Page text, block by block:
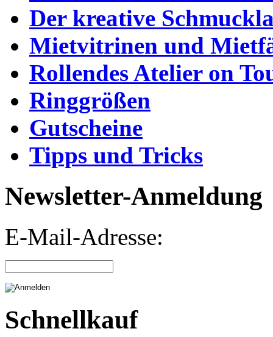
Der kreative
Mietvitrinen und
Rollendes Atelier on
Ringgrößen
Gutscheine
Tipps und Tricks
Newsletter-Anmeldung
E-Mail-Adresse:
Schnellkauf